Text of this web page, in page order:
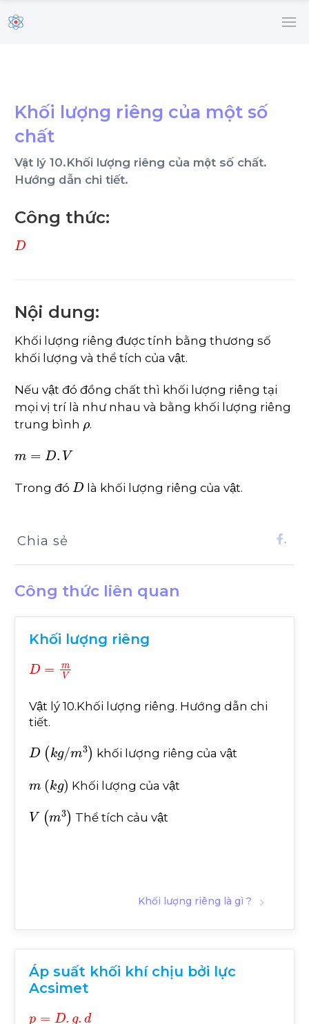
Khối lượng riêng của một số
chất
Vật lý 10.Khối lượng riêng của một số chất.
Hướng dẫn chi tiết.
Công thức:
D
Nội dung:
Khối lượng riêng được tính bằng thương số
khối lượng và thể tích của vật.
Nếu vật đó đồng chất thì khối lượng riêng tại
mọi vị trí là như nhau và bằng khối lượng riêng
trung bình ρ.
D.V
Trong đó D là khối lượng riêng của vật.
Chia sẻ .
Công thức liên quan
Khối lượng riêng
D
mV
Vật lý 10.Khối lượng riêng. Hướng dẫn chi
tiết.
D kg m 3 khối lượng riêng của vật
k Khối lượng của vật
V (m 3) Thể tích cảu vật
Khối lượng riêng là gì ?
Áp suất khối khí chịu bởi lực
Acsimet
.g